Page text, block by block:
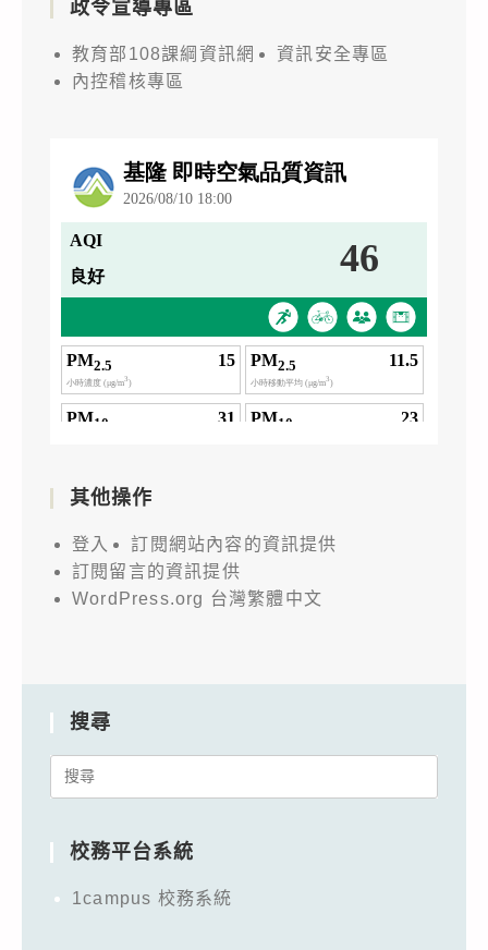
政令宣導專區
教育部108課綱資訊網
資訊安全專區
內控稽核專區
其他操作
登入
訂閱網站內容的資訊提供
訂閱留言的資訊提供
WordPress.org 台灣繁體中文
搜尋
Search
校務平台系統
1campus 校務系統